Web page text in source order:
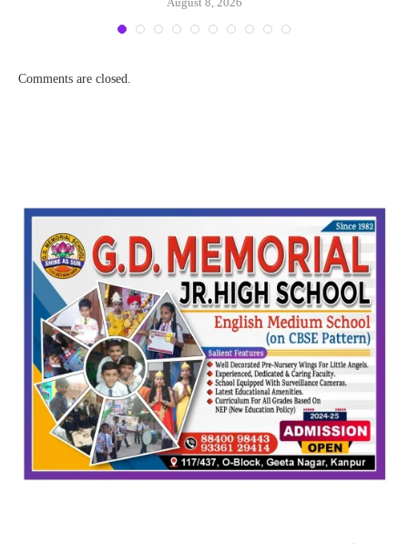
Comments are closed.